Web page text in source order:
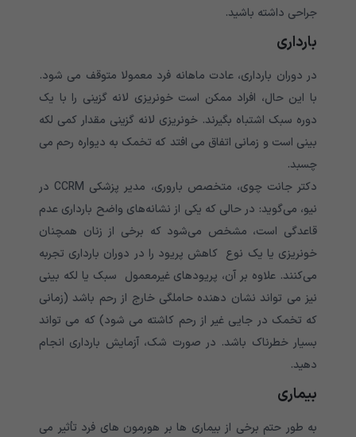
جراحی داشته باشید.
بارداری
در دوران بارداری، عادت ماهانه فرد معمولا متوقف می شود.
با این حال، افراد ممکن است خونریزی لانه گزینی را با یک
دوره سبک اشتباه بگیرند. خونریزی لانه گزینی مقدار کمی لکه
بینی است و زمانی اتفاق می افتد که تخمک به دیواره رحم می
چسبد.
دکتر جانت چوی، متخصص باروری، مدیر پزشکی CCRM در
نیو، می‌گوید: در حالی که یکی از نشانه‌های واضح بارداری عدم
قاعدگی است، مشخص می‌شود که برخی از زنان همچنان
خونریزی یا یک نوع کاهش پریود را در دوران بارداری تجربه
می‌کنند. علاوه بر آن، پریودهای غیرمعمول سبک یا لکه بینی
نیز می تواند نشان دهنده حاملگی خارج از رحم باشد (زمانی
که تخمک در جایی غیر از رحم کاشته می شود) که می تواند
بسیار خطرناک باشد. در صورت شک، آزمایش بارداری انجام
دهید.
بیماری
به طور حتم برخی از بیماری ها بر هورمون های فرد تأثیر می